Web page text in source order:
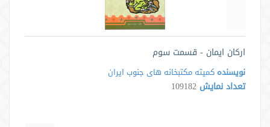
ارکان ایمان - قسمت سوم
نویسنده کمیته مکتبخانه های جنوب ایران
تعداد نمایش 109182